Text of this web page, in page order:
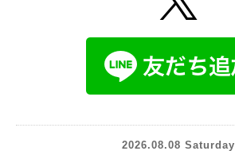
2026.08.08 Saturday